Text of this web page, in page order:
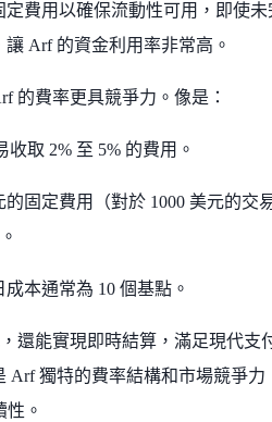
費用以確保流動性可用，即使未
Arf 的資金利用率非常高。
的費率更具競爭力。像是：
收取 2% 至 5% 的費用。
的固定費用（對於 1000 美元的交
本通常為 10 個基點。
還能實現即時結算，滿足現代支
Arf 獨特的費率結構和市場競爭力
性。